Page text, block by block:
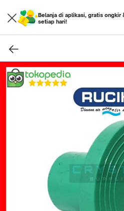
Belanja di aplikasi, gratis ongkir
setiap hari!